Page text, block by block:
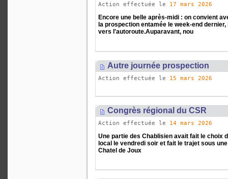
Action effectuée le 17 mars 2026
Encore une belle après-midi : on convient
la prospection entamée le week-end
vers l'autoroute.Auparavant, nou
Autre journée prospection
Action effectuée le 15 mars 2026
Congrès régional du CSR
Action effectuée le 14 mars 2026
Une partie des Chablisien avait fait le choix
local le vendredi soir et fait le trajet sous
Chatel de Joux